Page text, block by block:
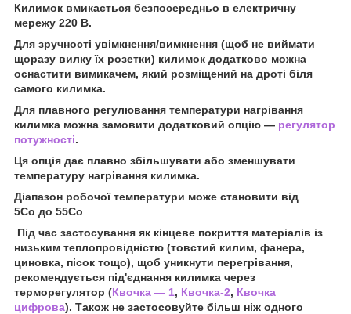
Килимок вмикається безпосередньо в електричну
мережу 220 В.
Для зручності увімкнення/вимкнення (щоб не виймати
щоразу вилку їх розетки) килимок додатково можна
оснастити вимикачем, який розміщений на дроті біля
самого килимка.
Для плавного регулювання температури нагрівання
килимка можна замовити додатковий опцію — регулятор
потужності.
Ця опція дає плавно збільшувати або зменшувати
температуру нагрівання килимка.
Діапазон робочої температури може становити від
5Со до 55Со
Під час застосування як кінцеве покриття матеріалів із
низьким теплопровідністю (товстий килим, фанера,
циновка, пісок тощо), щоб уникнути перегрівання,
рекомендується під'єднання килимка через
терморегулятор (Квочка — 1, Квочка-2, Квочка
цифрова). Також не застосовуйте більш ніж одного